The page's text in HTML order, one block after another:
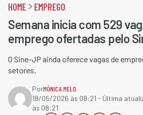
HOME EMPREGO
Semana inicia com 529
emprego ofertadas pelo
O Sine-JP ainda oferece vagas de
setores.
PorMÔNICA MELO
18/05/2026 às 08:21 - Última
às 08:21